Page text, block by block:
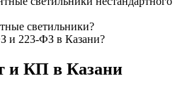
светильники?
и 223-ФЗ в Казани?
и КП в Казани